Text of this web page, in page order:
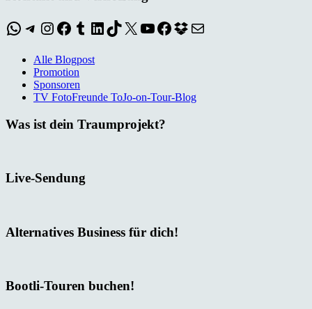
WhatsApp
Telegram
Instagram
Facebook
Tumblr
LinkedIn
TikTok
X YouTube
Facebook
Dropbox
E-Mail
Alle Blogpost
Promotion
Sponsoren
TV FotoFreunde ToJo-on-Tour-Blog
Was ist dein Traumprojekt?
Live-Sendung
Alternatives Business für dich!
Bootli-Touren buchen!